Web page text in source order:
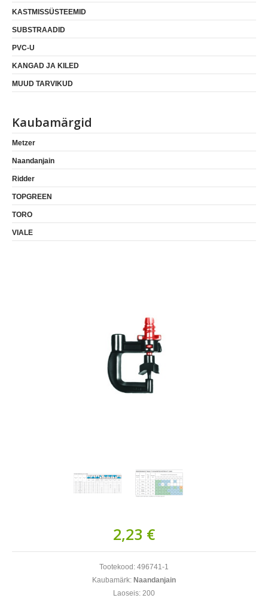
KASTMISSÜSTEEMID
SUBSTRAADID
PVC-U
KANGAD JA KILED
MUUD TARVIKUD
Kaubamärgid
Metzer
Naandanjain
Ridder
TOPGREEN
TORO
VIALE
2,23 €
Tootekood: 496741-1
Kaubamärk: Naandanjain
Laoseis: 200